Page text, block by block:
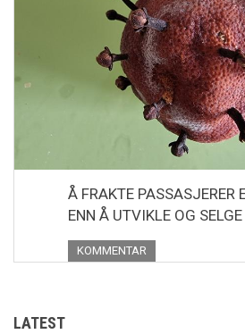
Å FRAKTE PASSASJERER
ENN Å UTVIKLE OG
KOMMENTAR
LATEST